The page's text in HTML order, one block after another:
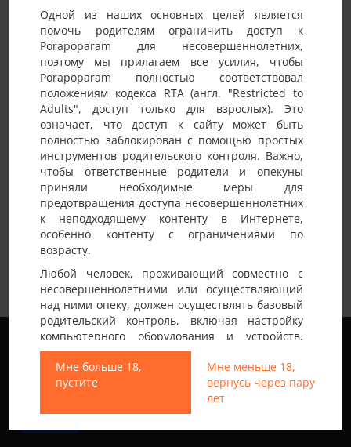
Одной из наших основных целей является
помочь родителям ограничить доступ к
Porapoparam для несовершеннолетних,
поэтому мы прилагаем все усилия, чтобы
Porapoparam полностью соответствовал
положениям кодекса RTA (англ. "Restricted to
Adults", доступ только для взрослых). Это
означает, что доступ к сайту может быть
полностью заблокирован с помощью простых
инструментов родительского контроля. Важно,
чтобы ответственные родители и опекуны
приняли необходимые меры для
предотвращения доступа несовершеннолетних
к неподходящему контенту в Интернете,
особенно контенту с ограничениями по
возрасту.
Любой человек, проживающий совместно с
несовершеннолетними или осуществляющий
над ними опеку, должен осуществлять базовый
родительский контроль, включая настройку
компьютерного оборудования и устройств,
установку программного обеспечения или
подключение услуг фильтрации от провайдера,
чтобы заблокировать доступ
несовершеннолетних к неподходящему
контенту.
Мне больше 18,
пустите
Мне меньше 18,
вернусь через пару
лет
Фото Активность
Детали анкеты
Имя на сайте
Влад
Возраст
45-50 лет
Страна
Украина
Город Кропивницкий
Немного о себе:
заміжню жінку)
Все права защищены © 2013-2026
Свинг знакомства не только в Украине
Мы используем файлы cookie, чтобы обеспечить
наилучшее качество работы на нашем сайте.
Подробнее узнать о том, какие файлы cookie мы
используем, или отключить их можно в разделе
Настройки.